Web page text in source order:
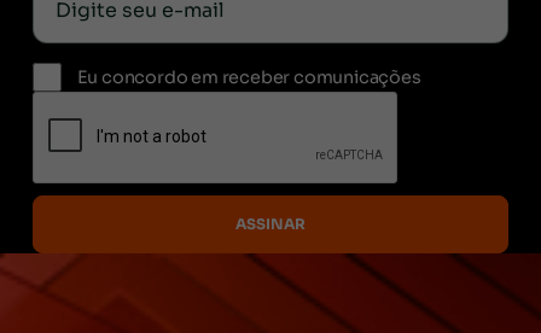
Eu concordo em receber comunicações